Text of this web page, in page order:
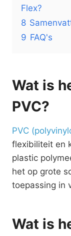
Flex?
8
9 FAQ's
Wat is
PVC?
PVC
flexibiliteit en
plastic
het op grote
toepassing in
Wat is